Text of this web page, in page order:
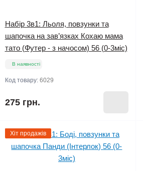
Набір 3в1: Льоля, повзунки та
шапочка на зав’язках Кохаю мама
тато (Футер - з начосом) 56 (0-3міс)
В наявності
Код товару: 6029
275 грн.
Хіт продажів